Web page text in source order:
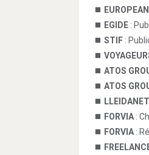
EGIDE :
STIF :
ATOS
ATOS
FORVIA :
FORVIA :